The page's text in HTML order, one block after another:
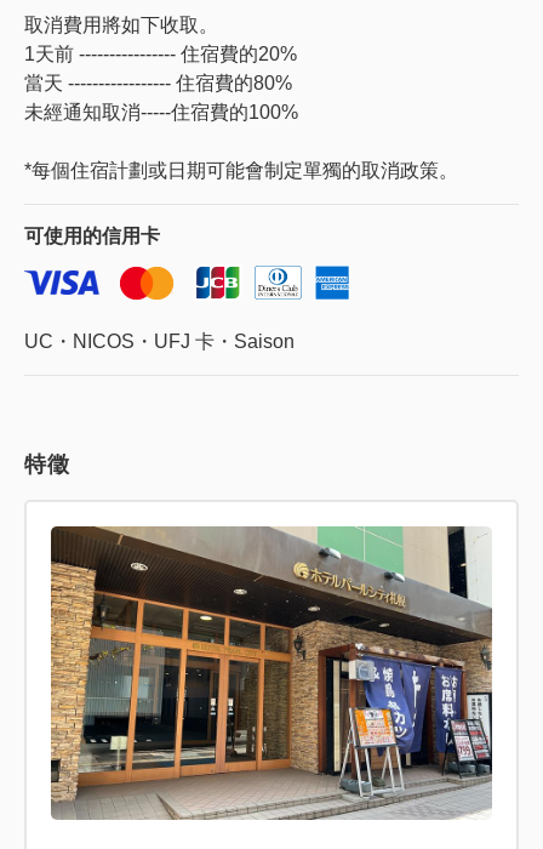
取消費用將如下收取。
1天前 ---------------- 住宿費的20%
當天 ----------------- 住宿費的80%
未經通知取消-----住宿費的100%
*每個住宿計劃或日期可能會制定單獨的取消政策。
可使用的信用卡
UC・NICOS・UFJ 卡・Saison
特徵